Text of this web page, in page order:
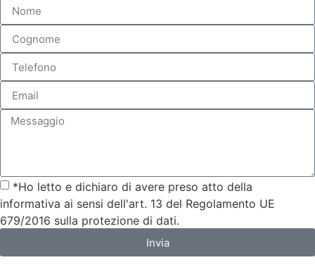
*Ho letto e dichiaro di avere preso atto della
informativa ai sensi dell'art. 13 del Regolamento UE
679/2016 sulla protezione di dati.
Invia